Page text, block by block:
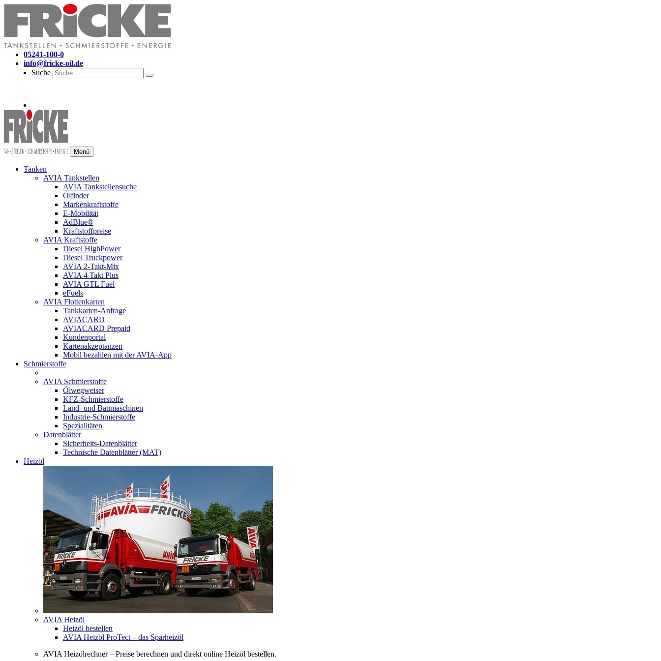
05241-100-0
info@fricke-oil.de
Suche
Menü
Tanken
AVIA Tankstellen
AVIA Tankstellensuche
Ölfinder
Markenkraftstoffe
E-Mobilität
AdBlue®
Kraftstoffpreise
AVIA Kraftstoffe
Diesel HighPower
Diesel Truckpower
AVIA 2-Takt-Mix
AVIA 4 Takt Plus
AVIA GTL Fuel
eFuels
AVIA Flottenkarten
Tankkarten-Anfrage
AVIACARD
AVIACARD Prepaid
Kundenportal
Kartenakzeptanzen
Mobil bezahlen mit der AVIA-App
Schmierstoffe
AVIA Schmierstoffe
Ölwegweiser
KFZ-Schmierstoffe
Land- und Baumaschinen
Industrie-Schmierstoffe
Spezialitäten
Datenblätter
Sicherheits-Datenblätter
Technische Datenblätter (MAT)
Heizöl
AVIA Heizöl
Heizöl bestellen
AVIA Heizöl ProTect – das Sparheizöl
AVIA Heizölrechner – Preise berechnen und direkt online Heizöl bestellen.